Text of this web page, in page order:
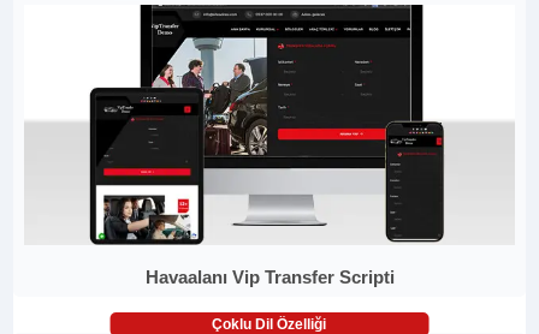
Havaalanı Vip Transfer Scripti
Çoklu Dil Özelliği